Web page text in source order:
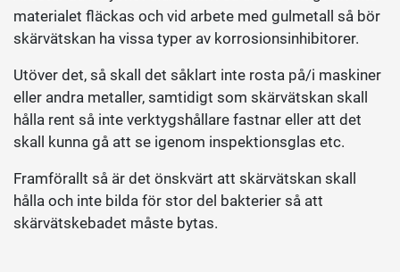
materialet fläckas och vid arbete med gulmetall så bör
skärvätskan ha vissa typer av korrosionsinhibitorer.
Utöver det, så skall det såklart inte rosta på/i maskiner
eller andra metaller, samtidigt som skärvätskan skall
hålla rent så inte verktygshållare fastnar eller att det
skall kunna gå att se igenom inspektionsglas etc.
Framförallt så är det önskvärt att skärvätskan skall
hålla och inte bilda för stor del bakterier så att
skärvätskebadet måste bytas.